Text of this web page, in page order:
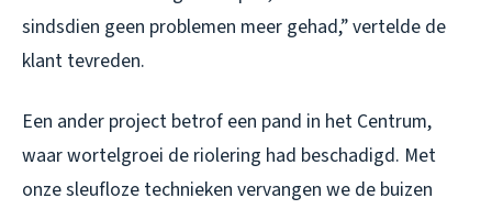
sindsdien geen problemen meer gehad,” vertelde de
klant tevreden.
Een ander project betrof een pand in het Centrum,
waar wortelgroei de riolering had beschadigd. Met
onze sleufloze technieken vervangen we de buizen